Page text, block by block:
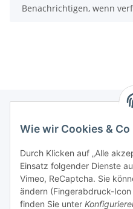
Wie wir Cookies &
Durch Klicken auf „Alle
Einsatz folgender Dienste
Vimeo, ReCaptcha. Sie
ändern (Fingerabdruck-
finden Sie unter
Benachrichtigen, wenn
Informationen
Gesetzliche Informationen
Mein Konto